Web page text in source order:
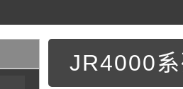
JR4000